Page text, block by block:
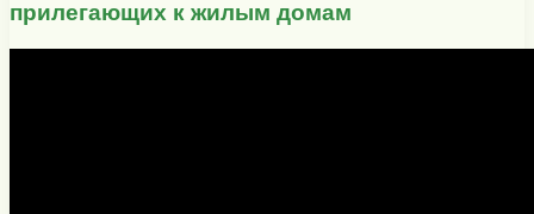
прилегающих к жилым домам